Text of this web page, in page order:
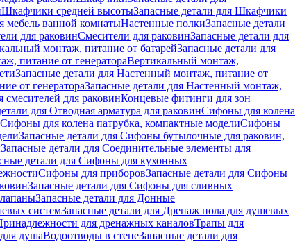
Шкафчики средней высотыЗапасные детали для Шкафчики
мебель ванной комнатыНастенные полкиЗапасные детали
для раковинСмесители для раковинЗапасные детали для
монтаж, питание от батарейЗапасные детали для
питание от генератораВертикальный монтаж,
Запасные детали для Настенный монтаж, питание от
от генератораЗапасные детали для Настенный монтаж,
смесителей для раковинКонцевые фитинги для зон
для Отводная арматура для раковинСифоны для колена
для колена патрубка, компактные моделиСифоны
Запасные детали для Сифоны бутылочные для раковин,
Запасные детали для Соединительные элементы для
детали для Сифоны для кухонных
Сифоны для приборовЗапасные детали для Сифоны
Запасные детали для Сифоны для сливных
Запасные детали для Донные
системЗапасные детали для Дренаж пола для душевых
для дренажных каналовТрапы для
душаВодоотводы в стенеЗапасные детали для